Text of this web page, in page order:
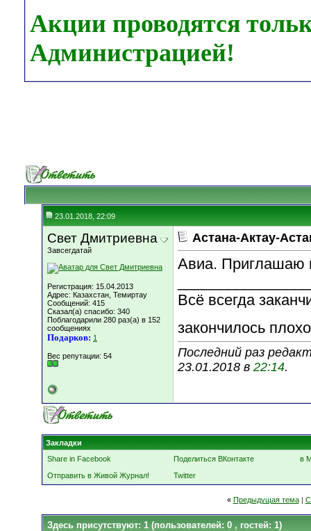
Акции проводятся
Администрацией!
23.01.2018, 22:09
Свет Дмитриевна
Завсегдатай
Регистрация: 15.04.2013
Адрес: Казахстан, Темиртау
Сообщений: 415
Сказал(а) спасибо: 340
Поблагодарили 280 раз(а) в 152
сообщениях
Подарков: 1
Вес репутации: 54
Астана-Актау-
Авиа. Приглашаю
Всё всегда
закончилось
Последний раз
23.01.2018 в 22:14.
Закладки
Share in Facebook
Поделиться ВКонтакте
в
Отправить в Живой Журнал!
Twitter
« Предыдущая тема|
Здесь присутствуют: 1 (пользователей: 0 , гостей: 1)